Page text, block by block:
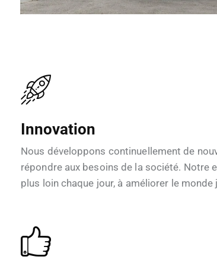
Innovation
Nous développons continuellement de
répondre aux besoins de la société. Notre
plus loin chaque jour, à améliorer le monde